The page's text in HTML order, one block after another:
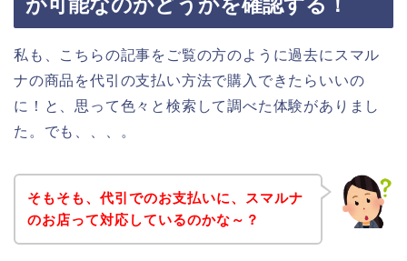
私も、こちらの記事をご覧の方のように過去にスマル
ナの商品を代引の支払い方法で購入できたらいいの
に！と、思って色々と検索して調べた体験がありまし
た。でも、、、。
そもそも、代引でのお支払いに、スマルナ
のお店って対応しているのかな～？